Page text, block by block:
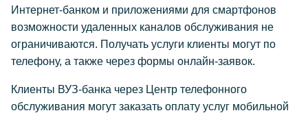
Интернет-банком и приложениями для смартфонов
возможности удаленных каналов обслуживания не
ограничиваются. Получать услуги клиенты могут по
телефону, а также через формы онлайн-заявок.
Клиенты ВУЗ-банка через Центр телефонного
обслуживания могут заказать оплату услуг мобильной